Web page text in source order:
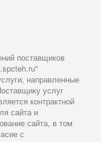
поставщиков
направленные
услуг
контрактной
сайта и
сайта, в том
с